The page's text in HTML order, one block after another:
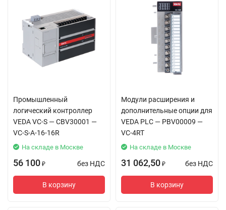
Промышленный
логический контроллер
VEDA VC-S — CBV30001 —
VC-S-A-16-16R
На складе в Москве
56 100 ₽ без НДС
В корзину
Модули расширения и
дополнительные опции для
VEDA PLC — PBV00009 —
VC-4RT
На складе в Москве
31 062,50 ₽ без НДС
В корзину